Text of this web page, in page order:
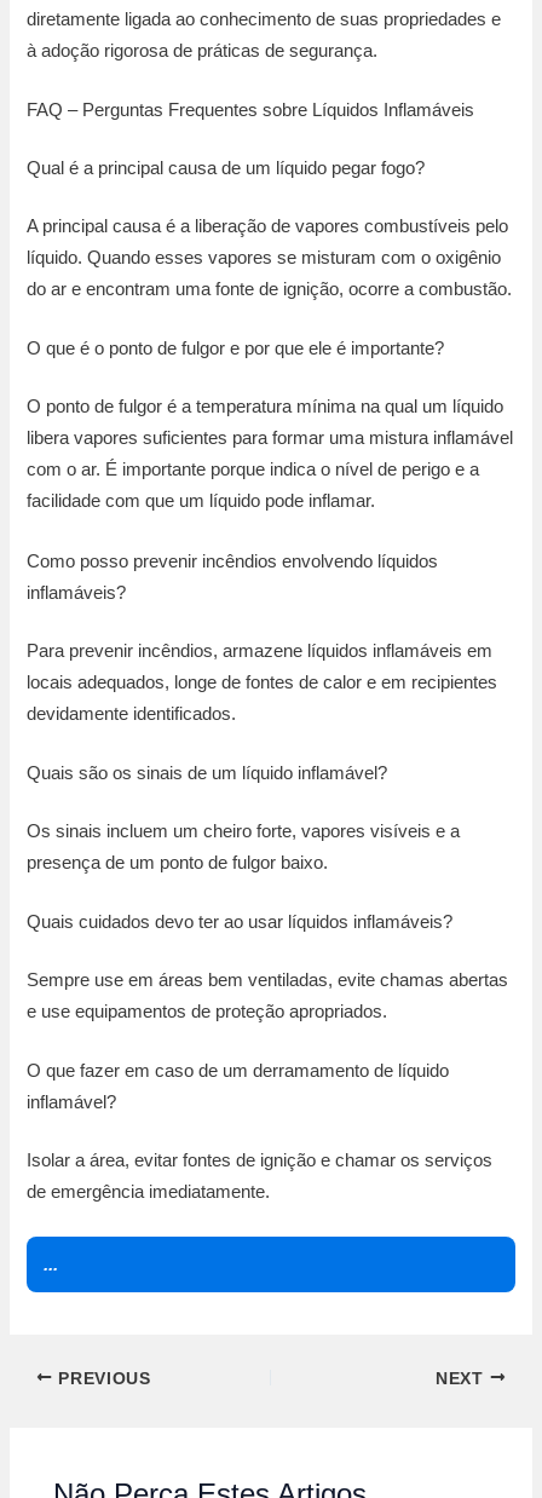
diretamente ligada ao conhecimento de suas propriedades e
à adoção rigorosa de práticas de segurança.
FAQ – Perguntas Frequentes sobre Líquidos Inflamáveis
Qual é a principal causa de um líquido pegar fogo?
A principal causa é a liberação de vapores combustíveis pelo
líquido. Quando esses vapores se misturam com o oxigênio
do ar e encontram uma fonte de ignição, ocorre a combustão.
O que é o ponto de fulgor e por que ele é importante?
O ponto de fulgor é a temperatura mínima na qual um líquido
libera vapores suficientes para formar uma mistura inflamável
com o ar. É importante porque indica o nível de perigo e a
facilidade com que um líquido pode inflamar.
Como posso prevenir incêndios envolvendo líquidos
inflamáveis?
Para prevenir incêndios, armazene líquidos inflamáveis em
locais adequados, longe de fontes de calor e em recipientes
devidamente identificados.
Quais são os sinais de um líquido inflamável?
Os sinais incluem um cheiro forte, vapores visíveis e a
presença de um ponto de fulgor baixo.
Quais cuidados devo ter ao usar líquidos inflamáveis?
Sempre use em áreas bem ventiladas, evite chamas abertas
e use equipamentos de proteção apropriados.
O que fazer em caso de um derramamento de líquido
inflamável?
Isolar a área, evitar fontes de ignição e chamar os serviços
de emergência imediatamente.
...
PREVIOUS NEXT